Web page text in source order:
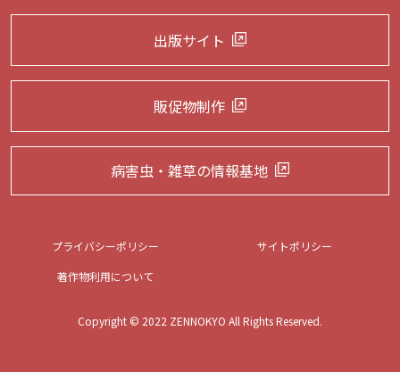
出版サイト
販促物制作
病害虫・雑草の情報基地
プライバシーポリシー
サイトポリシー
著作物利用について
Copyright © 2022 ZENNOKYO All Rights Reserved.